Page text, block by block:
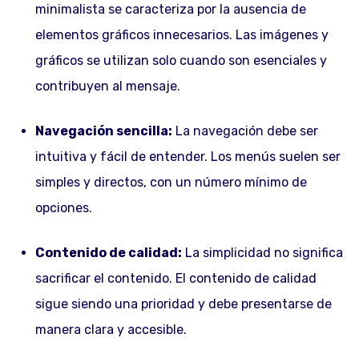
minimalista se caracteriza por la ausencia de
elementos gráficos innecesarios. Las imágenes y
gráficos se utilizan solo cuando son esenciales y
contribuyen al mensaje.
Navegación sencilla: La navegación debe ser
intuitiva y fácil de entender. Los menús suelen ser
simples y directos, con un número mínimo de
opciones.
Contenido de calidad: La simplicidad no significa
sacrificar el contenido. El contenido de calidad
sigue siendo una prioridad y debe presentarse de
manera clara y accesible.